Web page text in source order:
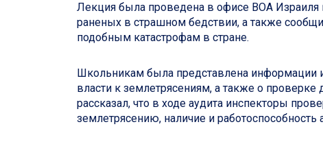
Лекция была проведена в офисе ВОА
раненых в страшном бедствии, а также
подобным катастрофам в стране.
Школьникам была представлена информации
власти к землетрясениям, а также о
рассказал, что в ходе аудита инспекторы
землетрясению, наличие и работоспособность